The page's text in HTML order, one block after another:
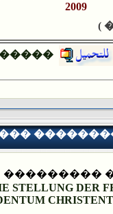
2009
�����
STELLUNG DER